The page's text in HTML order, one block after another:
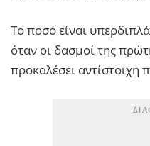
Το ποσό είναι
όταν οι δασμοί της
προκαλέσει αντίστοιχη